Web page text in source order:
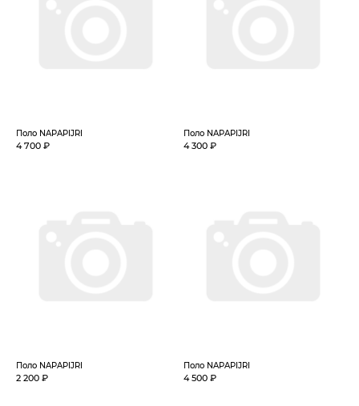
Поло NAPAPIJRI
4 700 ₽
Поло NAPAPIJRI
4 300 ₽
Поло NAPAPIJRI
2 200 ₽
Поло NAPAPIJRI
4 500 ₽